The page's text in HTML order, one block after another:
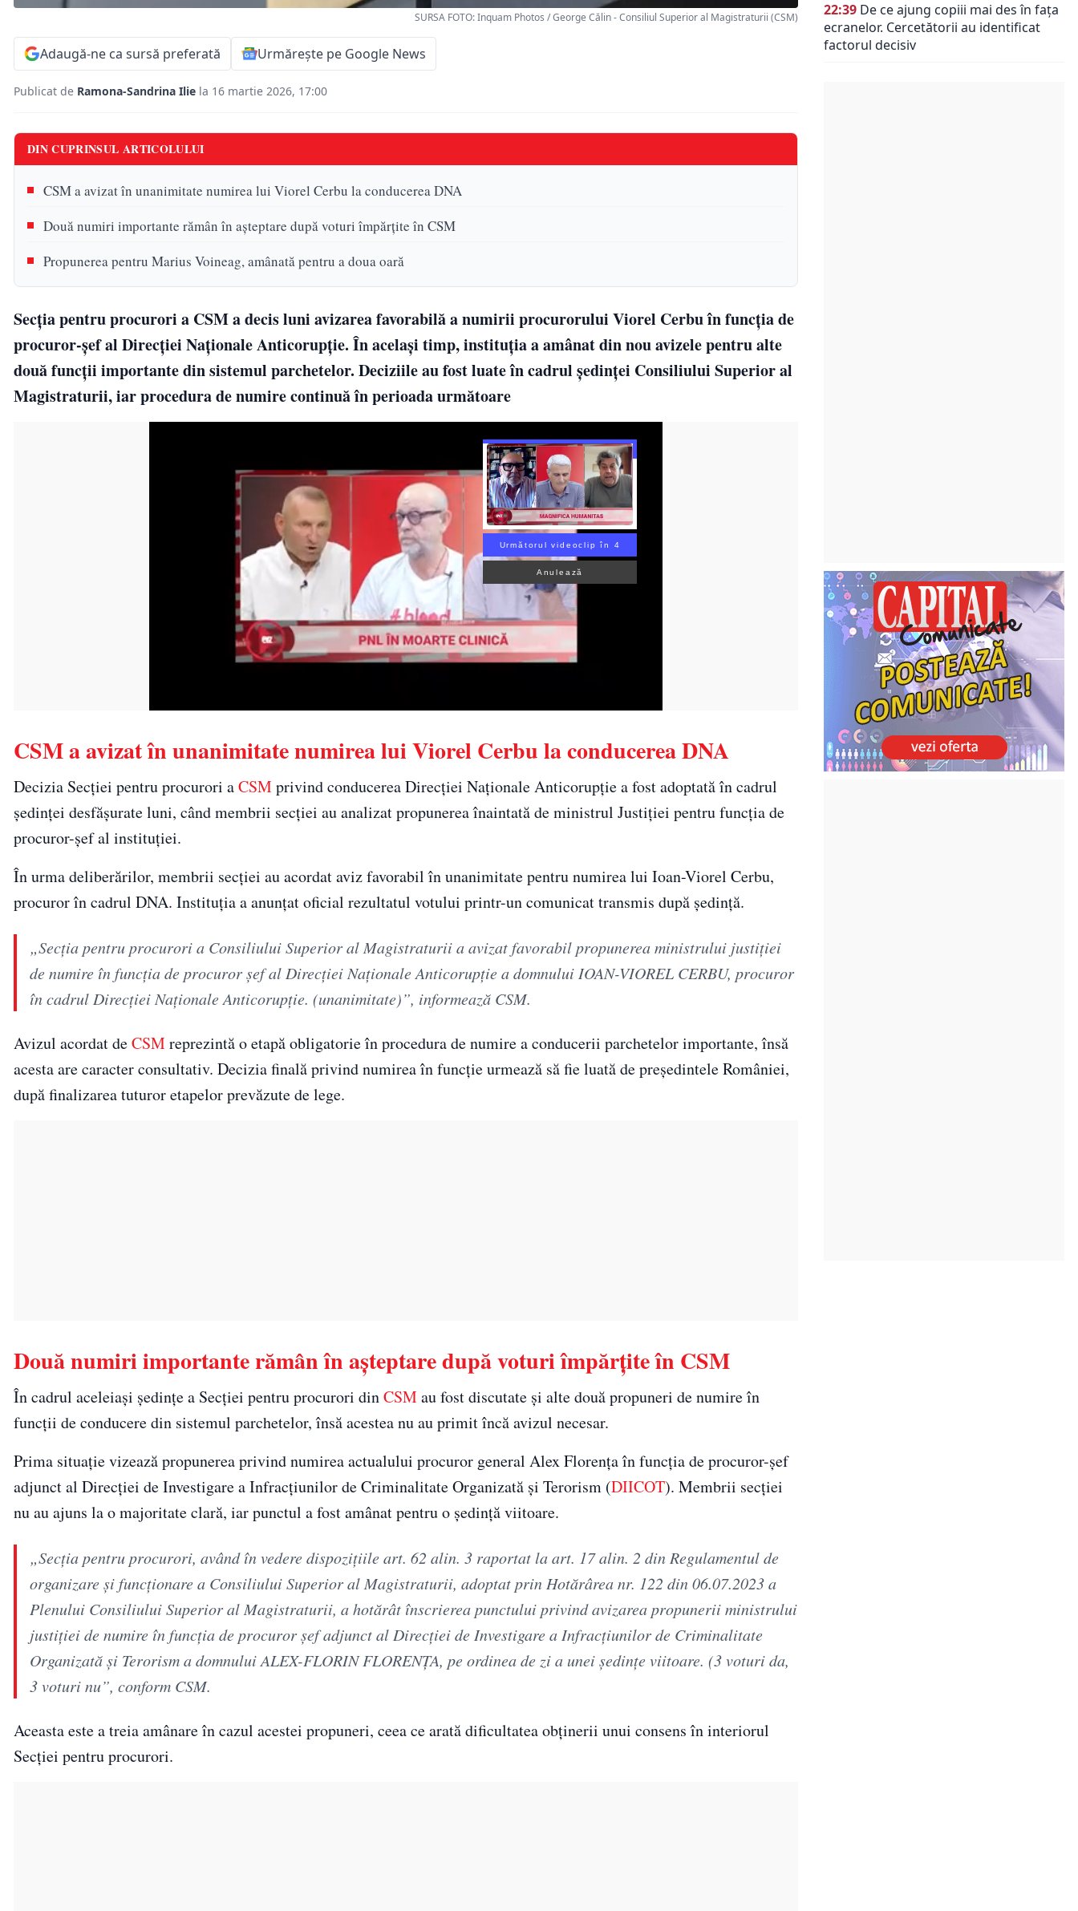
SURSA FOTO: Inquam Photos / George Călin - Consiliul Superior al Magistraturii (CSM)
Adaugă-ne ca sursă preferată Urmărește pe Google News
Publicat de Ramona-Sandrina Ilie la 16 martie 2026, 17:00
DIN CUPRINSUL ARTICOLULUI
CSM a avizat în unanimitate numirea lui Viorel Cerbu la conducerea DNA
Două numiri importante rămân în aşteptare după voturi împărţite în CSM
Propunerea pentru Marius Voineag, amânată pentru a doua oară
Secţia pentru procurori a CSM a decis luni avizarea favorabilă a numirii procurorului Viorel Cerbu în funcţia de
procuror-şef al Direcţiei Naţionale Anticorupţie. În acelaşi timp, instituţia a amânat din nou avizele pentru alte
două funcţii importante din sistemul parchetelor. Deciziile au fost luate în cadrul şedinţei Consiliului Superior al
Magistraturii, iar procedura de numire continuă în perioada următoare
Următorul videoclip în 3
Anulează
CSM a avizat în unanimitate numirea lui Viorel Cerbu la conducerea DNA
Decizia Secţiei pentru procurori aCSMprivind conducerea Direcţiei Naţionale Anticorupţie a fost adoptată în cadrul
şedinţei desfăşurate luni, când membrii secţiei au analizat propunerea înaintată de ministrul Justiţiei pentru funcţia de
procuror-şef al instituţiei.
În urma deliberărilor, membrii secţiei au acordat aviz favorabil în unanimitate pentru numirea lui Ioan-Viorel Cerbu,
procuror în cadrul DNA. Instituţia a anunţat oficial rezultatul votului printr-un comunicat transmis după şedinţă.
„Secţia pentru procurori a Consiliului Superior al Magistraturii a avizat favorabil propunerea ministrului justiţiei
de numire în funcţia de procuror şef al Direcţiei Naţionale Anticorupţie a domnului IOAN-VIOREL CERBU, procuror
în cadrul Direcţiei Naţionale Anticorupţie. (unanimitate)”, informează CSM.
Avizul acordat deCSMreprezintă o etapă obligatorie în procedura de numire a conducerii parchetelor importante, însă
acesta are caracter consultativ. Decizia finală privind numirea în funcţie urmează să fie luată de preşedintele României,
după finalizarea tuturor etapelor prevăzute de lege.
Două numiri importante rămân în aşteptare după voturi împărţite în CSM
În cadrul aceleiaşi şedinţe a Secţiei pentru procurori dinCSMau fost discutate şi alte două propuneri de numire în
funcţii de conducere din sistemul parchetelor, însă acestea nu au primit încă avizul necesar.
Prima situaţie vizează propunerea privind numirea actualului procuror general Alex Florenţa în funcţia de procuror-şef
adjunct al Direcţiei de Investigare a Infracţiunilor de Criminalitate Organizată şi Terorism (DIICOT). Membrii secţiei
nu au ajuns la o majoritate clară, iar punctul a fost amânat pentru o şedinţă viitoare.
„Secţia pentru procurori, având în vedere dispoziţiile art. 62 alin. 3 raportat la art. 17 alin. 2 din Regulamentul de
organizare şi funcţionare a Consiliului Superior al Magistraturii, adoptat prin Hotărârea nr. 122 din 06.07.2023 a
Plenului Consiliului Superior al Magistraturii, a hotărât înscrierea punctului privind avizarea propunerii ministrului
justiţiei de numire în funcţia de procuror şef adjunct al Direcţiei de Investigare a Infracţiunilor de Criminalitate
Organizată şi Terorism a domnului ALEX-FLORIN FLORENŢA, pe ordinea de zi a unei şedinţe viitoare. (3 voturi da,
3 voturi nu”, conform CSM.
Aceasta este a treia amânare în cazul acestei propuneri, ceea ce arată dificultatea obţinerii unui consens în interiorul
Secţiei pentru procurori.
22:39 De ce ajung copiii mai des în fața
ecranelor. Cercetătorii au identificat
factorul decisiv